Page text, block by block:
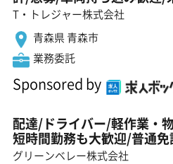
T・トレジャー株式会社
青森県 青森市
業務委託
Sponsored by
配達/ドライバー/軽作業・
短時間勤務も大歓迎/普通
グリーンベレー株式会社